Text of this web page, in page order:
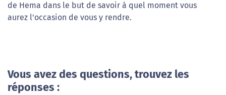
de Hema dans le but de savoir à quel moment vous
aurez l'occasion de vous y rendre.
Vous avez des questions, trouvez les
réponses :